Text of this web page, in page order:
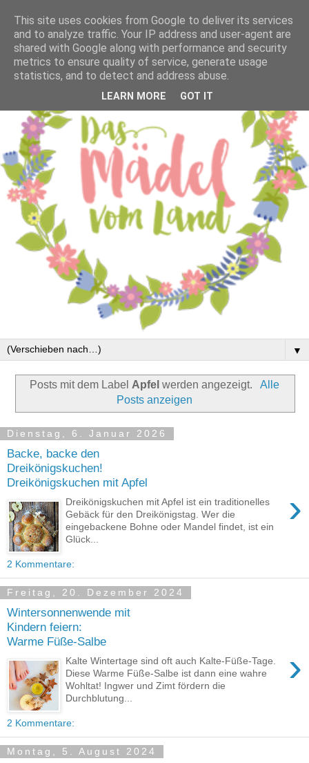
▼
Posts mit dem LabelApfel werden angezeigt.
Alle
Posts anzeigen
Dienstag, 6. Januar 2026
Backe, backe den
Dreikönigskuchen!
Dreikönigskuchen mit Apfel
›
Dreikönigskuchen mit Apfel ist ein traditionelles
Gebäck für den Dreikönigstag. Wer die
eingebackene Bohne oder Mandel findet, ist ein
Glück...
2 Kommentare:
Freitag, 20. Dezember 2024
Wintersonnenwende mit
Kindern feiern:
Warme Füße-Salbe
›
Kalte Wintertage sind oft auch Kalte-Füße-Tage.
Diese Warme Füße-Salbe ist dann eine wahre
Wohltat! Ingwer und Zimt fördern die
Durchblutung...
2 Kommentare:
Montag, 5. August 2024
This site uses cookies from Google to deliver its services
and to analyze traffic. Your IP address and user-agent are
shared with Google along with performance and security
metrics to ensure quality of service, generate usage
statistics, and to detect and address abuse.
LEARN MORE GOT IT